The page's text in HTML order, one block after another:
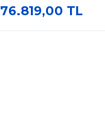
76.819,00 TL